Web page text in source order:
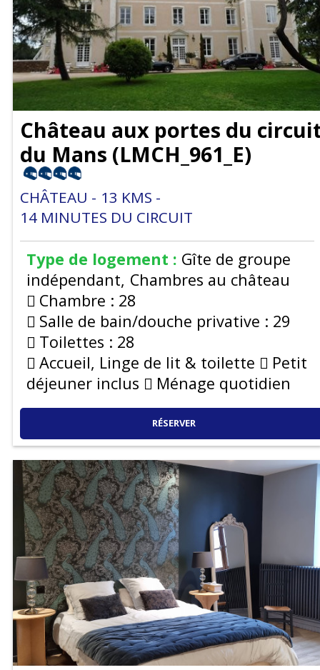
Château aux portes du
du Mans (LMCH_961_E)
CHÂTEAU 13 KMS
14 MINUTES DU CIRCUIT
Type de logement : Gîte de groupe
indépendant Chambres au château
Chambre : 28
Salle de bain/douche privative : 29
Toilettes : 28
Accueil, Linge de lit & toilette
Petit
déjeuner inclus
Ménage quotidien
RÉSERVER